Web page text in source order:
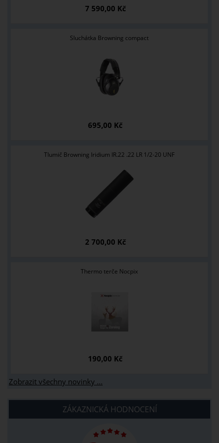
7 590,00 Kč
Sluchátka Browning compact
695,00 Kč
Tlumič Browning Iridium IR.22 .22 LR 1/2-20 UNF
2 700,00 Kč
Thermo terče Nocpix
190,00 Kč
Zobrazit všechny novinky ...
ZÁKAZNICKÁ HODNOCENÍ